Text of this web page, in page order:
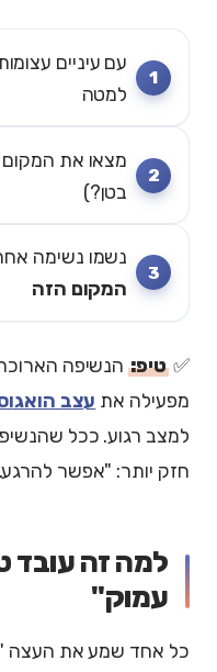
עם עיניים
למטה
מצאו את
בטן?)
נשמו נשימה
המקום הזה
✅טיפ:
מפעילה את עצב
למצב רגוע. ככל
חזק יותר: "אפשר
למה זה עובד
עמוק"
כל אחד שמע את העצה